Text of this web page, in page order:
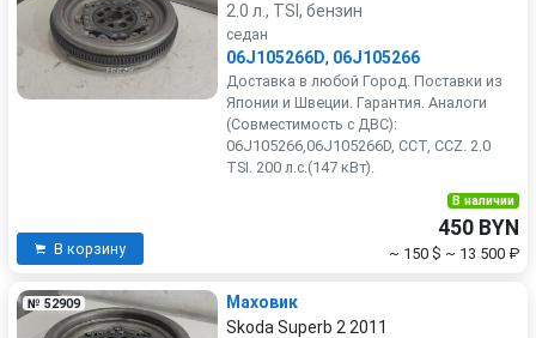
2.0 л., TSI, бензин
седан
06J105266D, 06J105266
Доставка в любой Город. Поставки из
Японии и Швеции. Гарантия. Аналоги
(Совместимость с ДВС):
06J105266,06J105266D, CCT, CCZ. 2.0
TSI. 200 л.с.(147 кВт).
В корзину
В наличии
450 BYN
~ 150 $ ~ 13 500 ₽
№ 52909
Маховик
Skoda Superb 2 2011